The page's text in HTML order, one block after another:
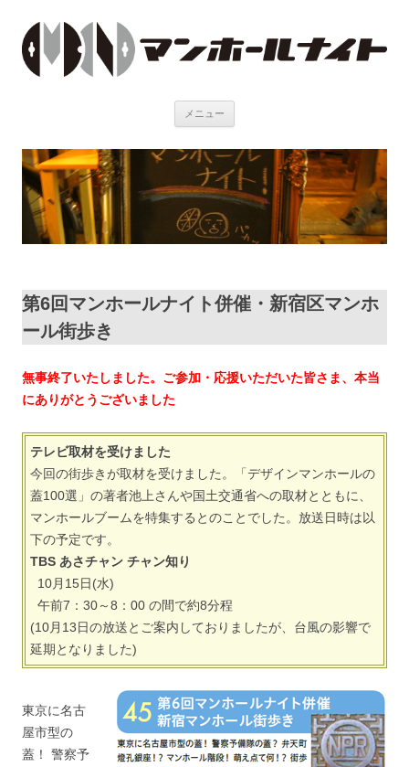
メニュー
第6回マンホールナイト併催・新宿区マンホ
ール街歩き
無事終了いたしました。ご参加・応援いただいた皆さま、本当
にありがとうございました
テレビ取材を受けました
今回の街歩きが取材を受けました。「デザインマンホールの
蓋100選」の著者池上さんや国土交通省への取材とともに、
マンホールブームを特集するとのことでした。放送日時は以
下の予定です。
TBS あさチャン チャン知り
10月15日(水)
午前7：30～8：00 の間で約8分程
(10月13日の放送とご案内しておりましたが、台風の影響で
延期となりました)
東京に名古
屋市型の
蓋！ 警察予